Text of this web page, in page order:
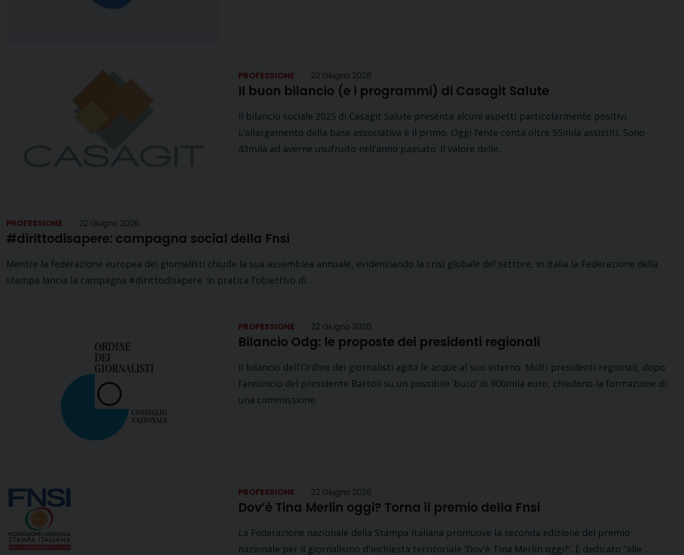
PROFESSIONE 23 Giugno 2026
Il buon bilancio (e i programmi) di Casagit Salute
Il bilancio sociale 2025 di Casagit Salute presenta alcuni aspetti particolarmente positivi.
L’allargamento della base associativa è il primo. Oggi l’ente conta oltre 55mila assistiti. Sono
43mila ad averne usufruito nell’anno passato. Il valore delle…
PROFESSIONE 22 Giugno 2026
#dirittodisapere: campagna social della Fnsi
Mentre la federazione europea dei giornalisti chiude la sua assemblea annuale, evidenziando la crisi globale del settore, in Italia la Federazione della
stampa lancia la campagna #dirittodisapere. In pratica l’obiettivo di…
PROFESSIONE 22 Giugno 2026
Bilancio Odg: le proposte dei presidenti regionali
Il bilancio dell’Ordine dei giornalisti agita le acque al suo interno. Molti presidenti regionali, dopo
l’annuncio del presidente Bartoli su un possibile ‘buco’ di 900mila euro, chiedono la formazione di
una commissione.
PROFESSIONE 22 Giugno 2026
Dov’è Tina Merlin oggi? Torna il premio della Fnsi
La Federazione nazionale della Stampa italiana promuove la seconda edizione del premio
nazionale per il giornalismo d'inchiesta territoriale 'Dov'è Tina Merlin oggi?'. È dedicato “alle